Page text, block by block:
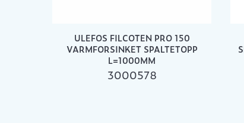
ULEFOS FILCOTEN PRO 150
VARMFORSINKET SPALTETOPP
L=1000MM
3000578